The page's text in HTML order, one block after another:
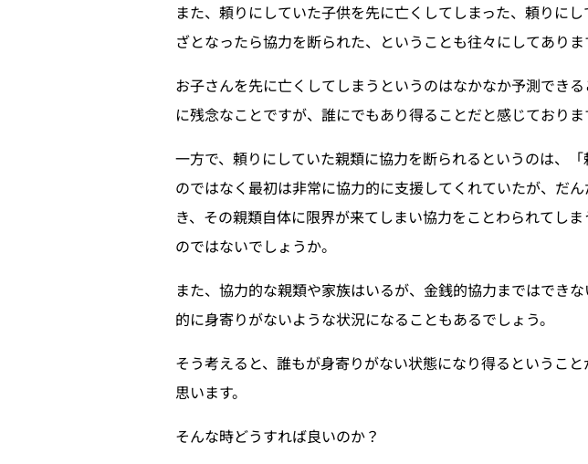
また、頼りにしていた子供を先に亡くしてしまった、頼りに
ざとなったら協力を断られた、ということも往々にしてありま
お子さんを先に亡くしてしまうというのはなかなか予測でき
に残念なことですが、誰にでもあり得ることだと感じておりま
一方で、頼りにしていた親類に協力を断られるというのは、「
のではなく最初は非常に協力的に支援してくれていたが、だ
き、その親類自体に限界が来てしまい協力をことわられてし
のではないでしょうか。
また、協力的な親類や家族はいるが、金銭的協力まではでき
的に身寄りがないような状況になることもあるでしょう。
そう考えると、誰もが身寄りがない状態になり得るというこ
思います。
そんな時どうすれば良いのか？